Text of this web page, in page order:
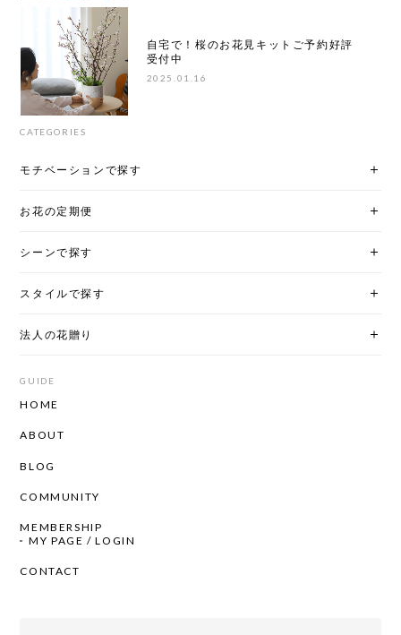
自宅で！桜のお花見キットご予約好評
受付中
2025.01.16
CATEGORIES
モチベーションで探す
お花の定期便
シーンで探す
スタイルで探す
法人の花贈り
GUIDE
HOME
ABOUT
BLOG
COMMUNITY
MEMBERSHIP
MY PAGE / LOGIN
CONTACT